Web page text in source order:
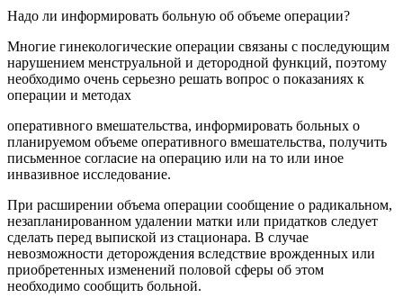
Надо ли информировать больную об объеме операции?
Многие гинекологические операции связаны с последующим
нарушением менструальной и детородной функций, поэтому
необходимо очень серьезно решать вопрос о показаниях к
операции и методах
оперативного вмешательства, информировать больных о
планируемом объеме оперативного вмешательства, получить
письменное согласие на операцию или на то или иное
инвазивное исследование.
При расширении объема операции сообщение о радикальном,
незапланированном удалении матки или придатков следует
сделать перед выпиской из стационара. В случае
невозможности деторождения вследствие врожденных или
приобретенных изменений половой сферы об этом
необходимо сообщить больной.